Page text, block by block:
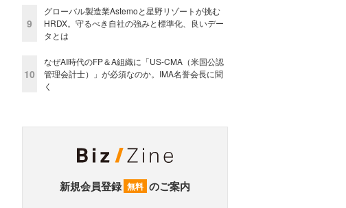
9
グローバル製造業Astemoと星野リゾートが挑む
HRDX。守るべき自社の強みと標準化、良いデー
タとは
10
なぜAI時代のFP＆A組織に「US-CMA（米国公認
管理会計士）」が必須なのか。IMA名誉会長に聞
く
新規会員登録 無料 のご案内